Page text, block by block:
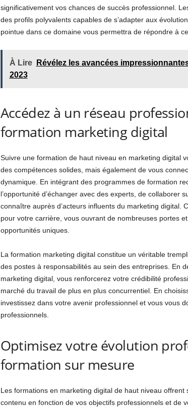
significativement vos chances de succès professionnel.
des profils polyvalents capables de s’adapter aux
pointue dans ce domaine vous permettra de répondre à
À Lire
Révélez les avancées
2023
Accédez à un réseau
formation marketing digital
Suivre une formation de haut niveau en marketing digital
des compétences solides, mais également de vous
dynamique. En intégrant des programmes de formation
l’opportunité d’échanger avec des experts, de collaborer
connaître auprès d’acteurs influents du marketing digital.
pour votre carrière, vous ouvrant de nombreuses portes
opportunités uniques.
La formation marketing digital constitue un véritable
des postes à responsabilités au sein des entreprises. En
marketing digital, vous renforcerez votre crédibilité
marché du travail de plus en plus concurrentiel. En
investissez dans votre avenir professionnel et vous vous
professionnels.
Optimisez votre évolution
formation sur mesure
Les formations en marketing digital de haut niveau
contenu en fonction de vos objectifs professionnels et de